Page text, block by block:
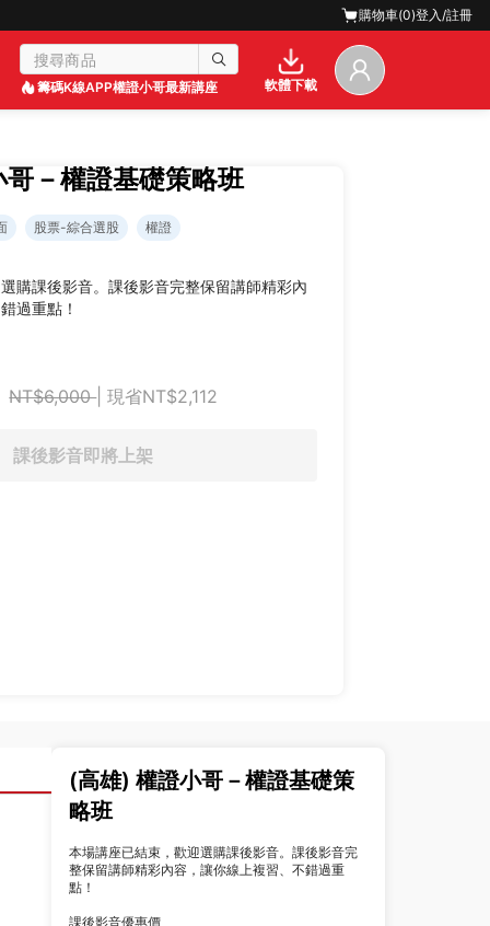
購物車(0)登入/註冊
籌碼K線APP權證小哥最新講座 軟體下載
－權證基礎策略班
股票-綜合選股 權證
購課後影音。課後影音完整保留講師精彩內
過重點！
NT$6,000| 現省NT$2,112
課後影音即將上架
(高雄) 權證小哥－權證基礎策
略班
本場講座已結束，歡迎選購課後影音。課後影音完
整保留講師精彩內容，讓你線上複習、不錯過重
點！
課後影音優惠價